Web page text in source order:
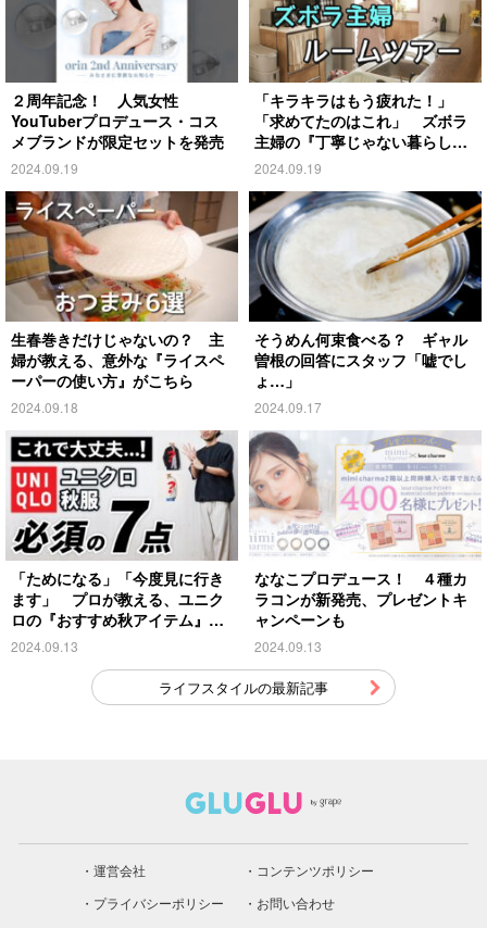
２周年記念！ 人気女性
YouTuberプロデュース・コス
メブランドが限定セットを発売
2024.09.19
「キラキラはもう疲れた！」
「求めてたのはこれ」 ズボラ
主婦の『丁寧じゃない暮らし』
がこちら
2024.09.19
生春巻きだけじゃないの？ 主
婦が教える、意外な『ライスペ
ーパーの使い方』がこちら
2024.09.18
そうめん何束食べる？ ギャル
曽根の回答にスタッフ「嘘でし
ょ…」
2024.09.17
「ためになる」「今度見に行き
ます」 プロが教える、ユニク
ロの『おすすめ秋アイテム』が
こちら
2024.09.13
ななこプロデュース！ ４種カ
ラコンが新発売、プレゼントキ
ャンペーンも
2024.09.13
ライフスタイルの最新記事
運営会社
コンテンツポリシー
プライバシーポリシー
お問い合わせ